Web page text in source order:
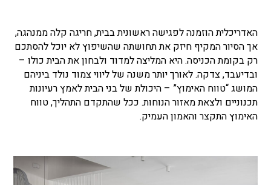
האדריכלית הוזמנה לפגישה ראשונית בבית, חריגה קלה ממנהגה,
אך הסיור המקיף חיזק את תחושתה שהשיפוץ לא יוכל להסתכם
רק בקומת הכניסה. היא המליצה למדוד ולבחון את הבית כולו –
ובדיעבד, צדקה. לאורך יותר משנה של ליווי צמוד נולד ביניהם
המושג “טווח האימוץ” – היכולת של בני הבית לאמץ רעיונות
תכנוניים ולצאת מאזור הנוחות. ככל שהתקדם התהליך, טווח
האימוץ התקצר והאמון העמיק.